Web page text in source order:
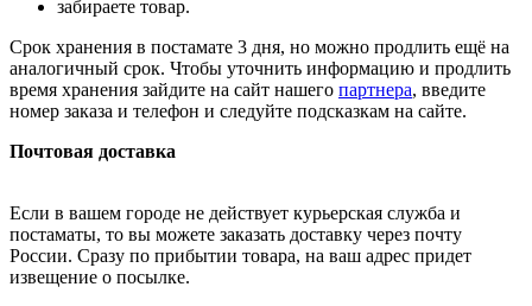
забираете товар.
Срок хранения в постамате 3 дня, но можно продлить ещё на
аналогичный срок. Чтобы уточнить информацию и продлить
время хранения зайдите на сайт нашего партнера, введите
номер заказа и телефон и следуйте подсказкам на сайте.
Почтовая доставка
Если в вашем городе не действует курьерская служба и
постаматы, то вы можете заказать доставку через почту
России. Сразу по прибытии товара, на ваш адрес придет
извещение о посылке.